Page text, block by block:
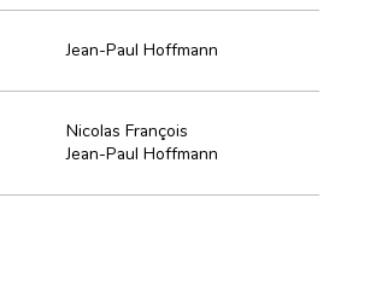
Jean-Paul Hoffmann
Nicolas François
Jean-Paul Hoffmann